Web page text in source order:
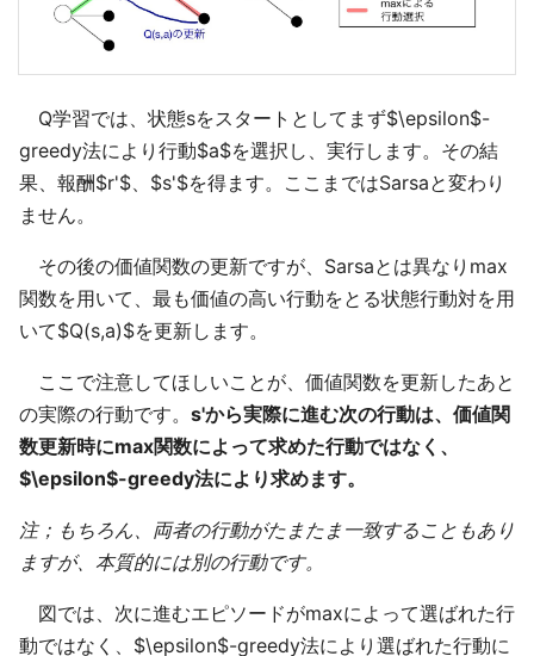
Q学習では、状態sをスタートとしてまず$\epsilon$-
greedy法により行動$a$を選択し、実行します。その結
果、報酬$r'$、$s'$を得ます。ここまではSarsaと変わり
ません。
その後の価値関数の更新ですが、Sarsaとは異なりmax
関数を用いて、最も価値の高い行動をとる状態行動対を用
いて$Q(s,a)$を更新します。
ここで注意してほしいことが、価値関数を更新したあと
の実際の行動です。 s'から実際に進む次の行動は、価値関
数更新時にmax関数によって求めた行動ではなく、
$\epsilon$-greedy法により求めます。
注；もちろん、両者の行動がたまたま一致することもあり
ますが、本質的には別の行動です。
図では、次に進むエピソードがmaxによって選ばれた行
動ではなく、$\epsilon$-greedy法により選ばれた行動に